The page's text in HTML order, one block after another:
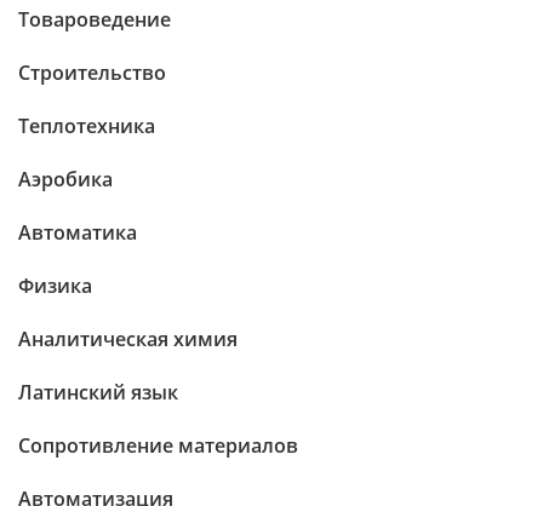
Товароведение
Строительство
Теплотехника
Аэробика
Автоматика
Физика
Аналитическая химия
Латинский язык
Сопротивление материалов
Автоматизация